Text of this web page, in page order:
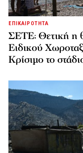
ΕΠΙΚΑΙΡΟΤΗΤΑ
ΣΕΤΕ: Θετική η
Ειδικού
Κρίσιμο το